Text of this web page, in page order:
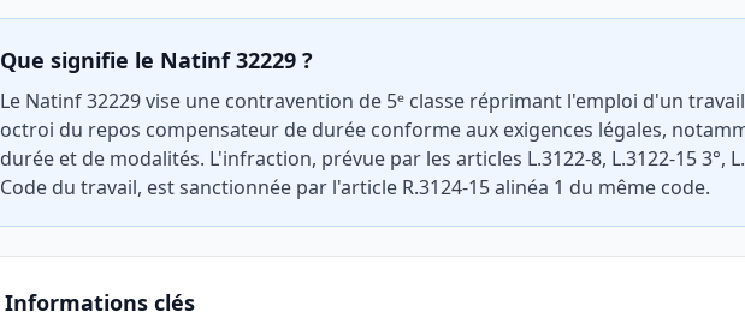
Que signifie le Natinf 32229 ?
Le Natinf 32229 vise une contravention de 5ᵉ classe réprimant l'emploi d'un
octroi du repos compensateur de durée conforme aux exigences légales,
durée et de modalités. L'infraction, prévue par les articles L.3122-8, L.3122-15 3°,
Code du travail, est sanctionnée par l'article R.3124-15 alinéa 1 du même code.
Informations clés